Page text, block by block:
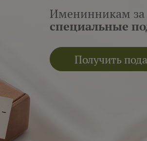
Именинникам за
специальные
Получить